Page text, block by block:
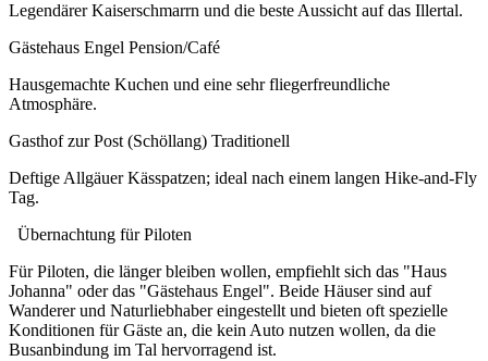
Legendärer Kaiserschmarrn und die beste Aussicht auf das Illertal.
Gästehaus Engel Pension/Café
Hausgemachte Kuchen und eine sehr fliegerfreundliche
Atmosphäre.
Gasthof zur Post (Schöllang) Traditionell
Deftige Allgäuer Kässpatzen; ideal nach einem langen Hike-and-Fly
Tag.
Übernachtung für Piloten
Für Piloten, die länger bleiben wollen, empfiehlt sich das "Haus
Johanna" oder das "Gästehaus Engel". Beide Häuser sind auf
Wanderer und Naturliebhaber eingestellt und bieten oft spezielle
Konditionen für Gäste an, die kein Auto nutzen wollen, da die
Busanbindung im Tal hervorragend ist.